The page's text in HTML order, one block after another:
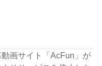
画サイト「AcFun」が